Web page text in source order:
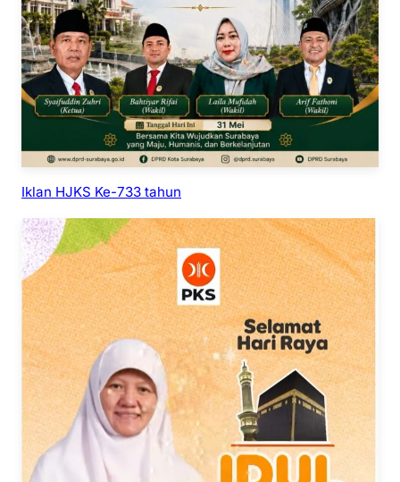
Iklan HJKS Ke-733 tahun